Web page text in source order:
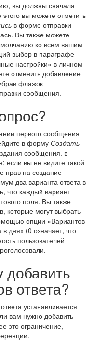
вы должны сначала
вы можете отметить
в форме отправки
Вы также можете
ко всем вашим
выбор в параграфе
настройки» в личном
отменить добавление
флажок
сообщения.
первого сообщения
в форму Создать
сообщения, в
если вы не видите такой
прав на создание
два варианта ответа в
что каждый вариант
поля. Вы также
которые могут выбрать
опции «Вариантов
днях (0 означает, что
пользователей
добавить
ответа?
устанавливается
вам нужно добавить
это ограничение,